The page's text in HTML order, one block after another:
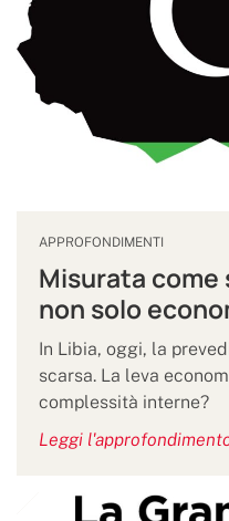
APPROFONDIMENTI
Misurata
non solo
In Libia, oggi, la
scarsa. La leva
complessità interne?
Leggi